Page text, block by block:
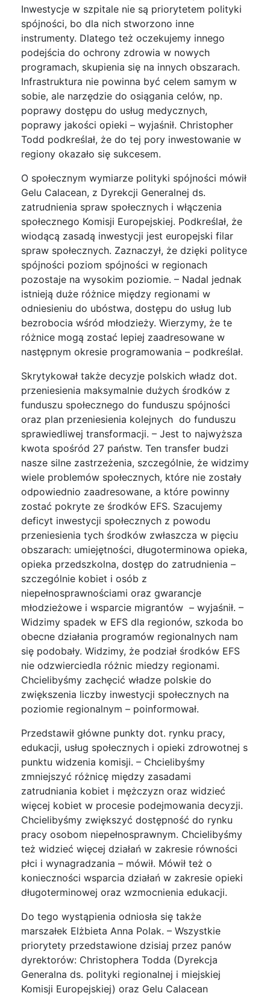
Inwestycje w szpitale nie są priorytetem polityki
spójności, bo dla nich stworzono inne
instrumenty. Dlatego też oczekujemy innego
podejścia do ochrony zdrowia w nowych
programach, skupienia się na innych obszarach.
Infrastruktura nie powinna być celem samym w
sobie, ale narzędzie do osiągania celów, np.
poprawy dostępu do usług medycznych,
poprawy jakości opieki – wyjaśnił. Christopher
Todd podkreślał, że do tej pory inwestowanie w
regiony okazało się sukcesem.
O społecznym wymiarze polityki spójności mówił
Gelu Calacean, z Dyrekcji Generalnej ds.
zatrudnienia spraw społecznych i włączenia
społecznego Komisji Europejskiej. Podkreślał, że
wiodącą zasadą inwestycji jest europejski filar
spraw społecznych. Zaznaczył, że dzięki polityce
spójności poziom spójności w regionach
pozostaje na wysokim poziomie. – Nadal jednak
istnieją duże różnice między regionami w
odniesieniu do ubóstwa, dostępu do usług lub
bezrobocia wśród młodzieży. Wierzymy, że te
różnice mogą zostać lepiej zaadresowane w
następnym okresie programowania – podkreślał.
Skrytykował także decyzje polskich władz dot.
przeniesienia maksymalnie dużych środków z
funduszu społecznego do funduszu spójności
oraz plan przeniesienia kolejnych do funduszu
sprawiedliwej transformacji. – Jest to najwyższa
kwota spośród 27 państw. Ten transfer budzi
nasze silne zastrzeżenia, szczególnie, że widzimy
wiele problemów społecznych, które nie zostały
odpowiednio zaadresowane, a które powinny
zostać pokryte ze środków EFS. Szacujemy
deficyt inwestycji społecznych z powodu
przeniesienia tych środków zwłaszcza w pięciu
obszarach: umiejętności, długoterminowa opieka,
opieka przedszkolna, dostęp do zatrudnienia –
szczególnie kobiet i osób z
niepełnosprawnościami oraz gwarancje
młodzieżowe i wsparcie migrantów – wyjaśnił. –
Widzimy spadek w EFS dla regionów, szkoda bo
obecne działania programów regionalnych nam
się podobały. Widzimy, że podział środków EFS
nie odzwierciedla różnic miedzy regionami.
Chcielibyśmy zachęcić władze polskie do
zwiększenia liczby inwestycji społecznych na
poziomie regionalnym – poinformował.
Przedstawił główne punkty dot. rynku pracy,
edukacji, usług społecznych i opieki zdrowotnej s
punktu widzenia komisji. – Chcielibyśmy
zmniejszyć różnicę między zasadami
zatrudniania kobiet i mężczyzn oraz widzieć
więcej kobiet w procesie podejmowania decyzji.
Chcielibyśmy zwiększyć dostępność do rynku
pracy osobom niepełnosprawnym. Chcielibyśmy
też widzieć więcej działań w zakresie równości
płci i wynagradzania – mówił. Mówił też o
konieczności wsparcia działań w zakresie opieki
długoterminowej oraz wzmocnienia edukacji.
Do tego wystąpienia odniosła się także
marszałek Elżbieta Anna Polak. – Wszystkie
priorytety przedstawione dzisiaj przez panów
dyrektorów: Christophera Todda (Dyrekcja
Generalna ds. polityki regionalnej i miejskiej
Komisji Europejskiej) oraz Gelu Calacean